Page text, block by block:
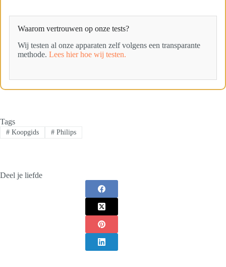
Waarom vertrouwen op onze tests?
Wij testen al onze apparaten zelf volgens een transparante
methode. Lees hier hoe wij testen.
Tags
#Koopgids #Philips
Deel je liefde